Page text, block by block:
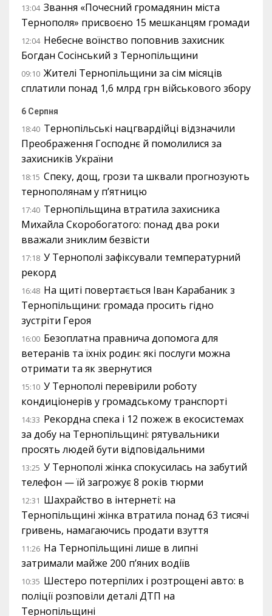
13:04 Звання «Почесний громадянин міста
Тернополя» присвоєно 15 мешканцям громади
12:04 Небесне воїнство поповнив захисник
Богдан Сосінський з Тернопільщини
09:10 Жителі Тернопільщини за сім місяців
сплатили понад 1,6 млрд грн військового збору
6 Серпня
18:40 Тернопільські нацгвардійці відзначили
Преображення Господнє й помолилися за
захисників України
18:15 Спеку, дощ, грози та шквали прогнозують
тернополянам у п’ятницю
17:40 Тернопільщина втратила захисника
Михайла Скоробогатого: понад два роки
вважали зниклим безвісти
17:18 У Тернополі зафіксували температурний
рекорд
16:48 На щиті повертається Іван Карабаник з
Тернопільщини: громада просить гідно
зустріти Героя
16:00 Безоплатна правнича допомога для
ветеранів та їхніх родин: які послуги можна
отримати та як звернутися
15:10 У Тернополі перевірили роботу
кондиціонерів у громадському транспорті
14:33 Рекордна спека і 12 пожеж в екосистемах
за добу на Тернопільщині: рятувальники
просять людей бути відповідальними
13:25 У Тернополі жінка спокусилась на забутий
телефон — їй загрожує 8 років тюрми
12:31 Шахрайство в інтернеті: на
Тернопільщині жінка втратила понад 63 тисячі
гривень, намагаючись продати взуття
11:26 На Тернопільщині лише в липні
затримали майже 200 п’яних водіїв
10:35 Шестеро потерпілих і розтрощені авто: в
поліції розповіли деталі ДТП на
Тернопільщині